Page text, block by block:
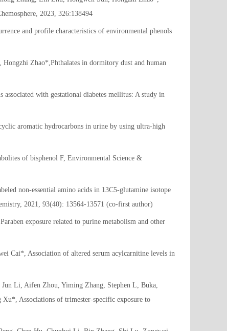
2023, 326:138494
and profile characteristics of environmental phenols
Zhao*,Phthalates in dormitory dust and human
with gestational diabetes mellitus: A study in
aromatic hydrocarbons in urine by using ultra-high
of bisphenol F, Environmental Science &
non-essential amino acids in 13C5-glutamine isotope
2021, 93(40): 13564-13571 (co-first author)
exposure related to purine metabolism and other
Cai*, Association of altered serum acylcarnitine levels in
Li, Aifen Zhou, Yiming Zhang, Stephen L, Buka,
Associations of trimester-specific exposure to